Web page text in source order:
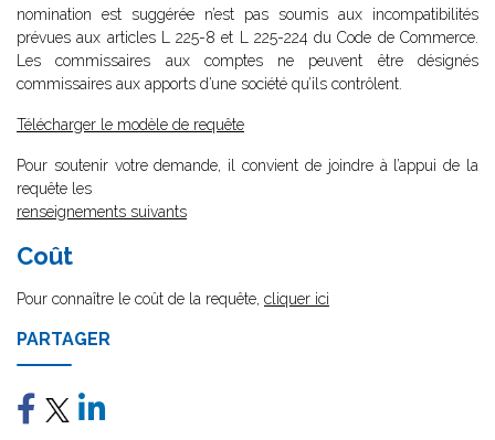
nomination est suggérée n’est pas soumis aux incompatibilités
prévues aux articles L 225-8 et L 225-224 du Code de Commerce.
Les commissaires aux comptes ne peuvent être désignés
commissaires aux apports d’une société qu’ils contrôlent.
Télécharger le modèle de requête
Pour soutenir votre demande, il convient de joindre à l’appui de la
requête les
renseignements suivants
Coût
Pour connaître le coût de la requête, cliquer ici
PARTAGER